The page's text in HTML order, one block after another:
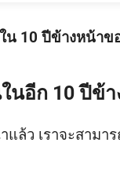
น 10 ปีข้างหน้า
อีก 10 ปีข้า
ล้ว เราจะสามา